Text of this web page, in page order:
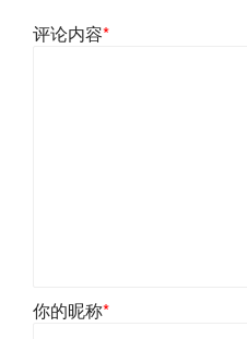
评论内容*
你的昵称*